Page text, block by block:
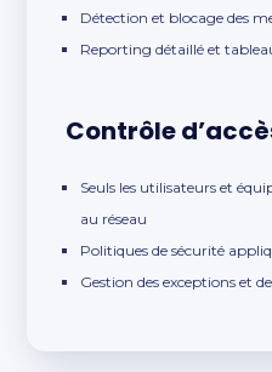
Détection et blocage des
Reporting détaillé et
Contrôle
Seuls les utilisateurs et
au réseau
Politiques de sécurité
Gestion des exceptions et